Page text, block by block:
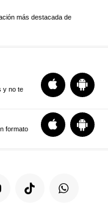
más destacada de
y no te
formato